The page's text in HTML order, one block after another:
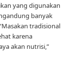
yang digunakan
banyak
tradisional
karena
akan nutrisi,”